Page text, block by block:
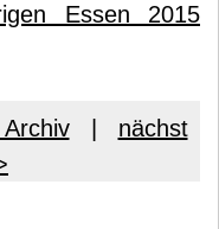
Essen 2015
Archiv| nächst